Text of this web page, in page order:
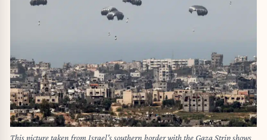
This picture taken from Israel's southern border with the Gaza Strip shows